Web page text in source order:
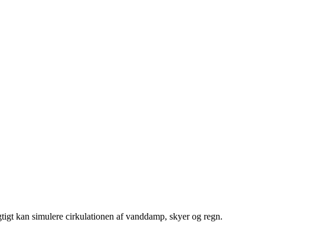
kan simulere cirkulationen af vanddamp, skyer og regn.